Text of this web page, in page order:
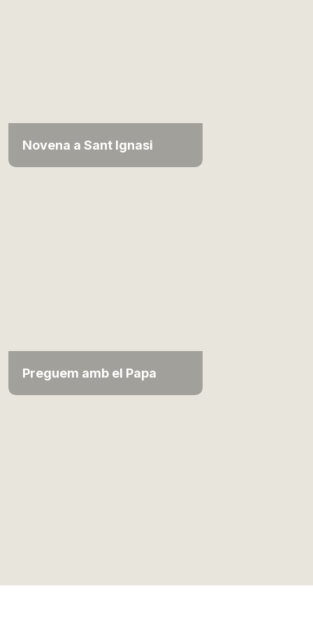
Novena a Sant Ignasi
Preguem amb el Papa